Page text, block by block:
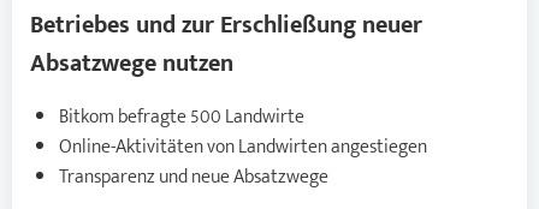
Betriebes und zur Erschließung neuer
Absatzwege nutzen
Bitkom befragte 500 Landwirte
Online-Aktivitäten von Landwirten angestiegen
Transparenz und neue Absatzwege